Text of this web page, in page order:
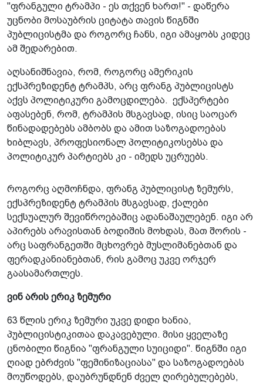
"ფრანგული ტრამპი - ეს თქვენ ხართ!" - დაწერა
უცნობი მოსაუბრის ციტატა თავის წიგნში
პუბლიცისტმა და როგორც ჩანს, იგი ამაყობს კიდეც
ამ შედარებით.
აღსანიშნავია, რომ, როგორც ამერიკის
ექსპრეზიდენტ ტრამპს, არც ფრანგ პუბლიცისტს
აქვს პოლიტიკური გამოცდილება. ექსპერტები
აფასებენ, რომ, ტრამპის მსგავსად, ისიც საოცარ
წინადადებებს ამბობს და ამით საზოგადოებას
ხიბლავს, პროფესიონალ პოლიტიკოსებსა და
პოლიტიკურ პარტიებს კი - იმედს უცრუებს.
როგორც აღმოჩნდა, ფრანგ პუბლიცისტ ზემურს,
ექსპრეზიდენტ ტრამპის მსგავსად, ქალები
სექსუალურ შევიწროებაშიც ადანაშაულებენ. იგი არ
აპირებს არავისთან ბოდიშის მოხდას, მათ შორის -
არც საფრანგეთში მცხოვრებ მუსლიმანებთან და
ფერადკანიანებთან, რის გამოც უკვე ორჯერ
გაასამართლეს.
ვინ არის ერიკ ზემური
63 წლის ერიკ ზემური უკვე დიდი ხანია,
პუბლიცისტიკითაა დაკავებული. მისი ყველაზე
ცნობილი წიგნია "ფრანგული სუიციდი". წიგნში იგი
ღიად ებრძვის "ფემინიზაციასა" და საზოგადოებას
მოუწოდებს, დაუბრუნდნენ ძველ ღირებულებებს,